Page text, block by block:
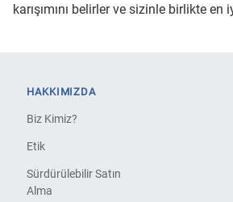
karışımını belirler ve sizinle birlikte
HAKKIMIZDA
Biz Kimiz?
Etik
Sürdürülebilir Satın
Alma